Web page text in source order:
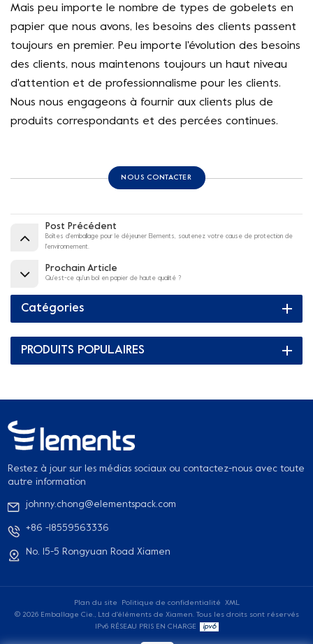
Mais peu importe le nombre de types de gobelets en
papier que nous avons, les besoins des clients passent
toujours en premier. Peu importe l'évolution des besoins
des clients, nous maintenons toujours un haut niveau
d'attention et de professionnalisme pour les clients.
Nous nous engageons à fournir aux clients plus de
produits correspondants et des percées continues.
NOUS CONTACTER
Post Précédent
Boîtes d'emballage pour le déjeuner Elements, soutenez votre cause de protection de
l'environnement.
Prochain Article
Qu'est-ce qu'un bol en papier de haute qualité ?
Catégories
PRODUITS POPULAIRES
Restez à jour sur les médias sociaux ou contactez-nous avec toute
autre information
johnny.chong@elementspack.com
+86 -18559563336
No. 15-5 Rongyuan Road Xiamen
Plan du site Politique de confidentialité
XML
© 2026 Emballage Cie., Ltd d'éléments de Xiamen. Tous les droits sont réservés
IPv6 RÉSEAU PRIS EN CHARGE